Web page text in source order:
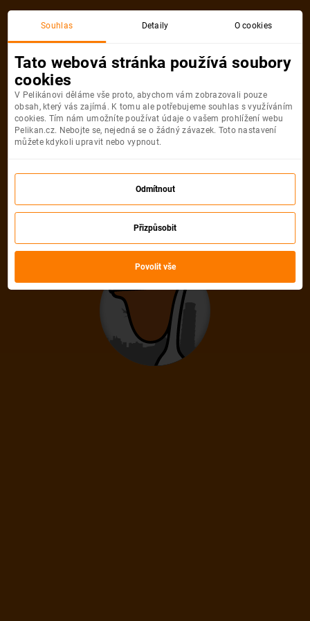
Akční letenka
Litujeme, akční letenka do města už
není dostupná
Vybrat jinou akční letenku
Souhlas Detaily O cookies
Tato webová stránka používá soubory
cookies
V Pelikánovi děláme vše proto, abychom vám zobrazovali pouze
obsah, který vás zajímá. K tomu ale potřebujeme souhlas s využíváním
cookies. Tím nám umožníte používat údaje o vašem prohlížení webu
Pelikan.cz. Nebojte se, nejedná se o žádný závazek. Toto nastavení
můžete kdykoli upravit nebo vypnout.
Odmítnout
Přizpůsobit
Povolit vše